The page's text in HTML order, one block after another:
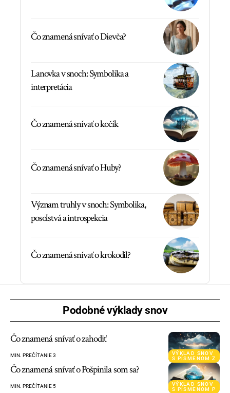
Čo znamená snívať o Dievča?
Lanovka v snoch: Symbolika a
interpretácia
Čo znamená snívať o kočík
Čo znamená snívať o Huby?
Význam truhly v snoch: Symbolika,
posolstvá a introspekcia
Čo znamená snívať o krokodíl?
Podobné výklady snov
VÝKLAD SNOV
S PÍSMENOM Z
Čo znamená snívať o zahodiť
MIN. PREČÍTANIE 3
VÝKLAD SNOV
S PÍSMENOM P
Čo znamená snívať o Pošpinila som sa?
MIN. PREČÍTANIE 5